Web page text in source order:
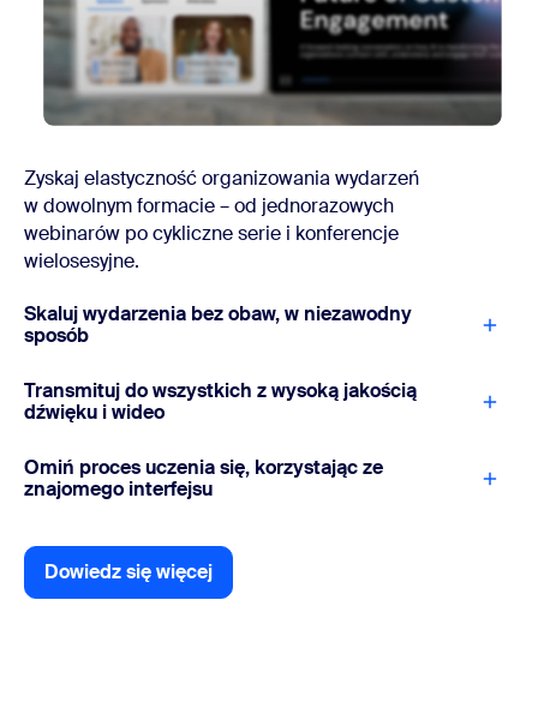
Zyskaj elastyczność organizowania wydarzeń
w dowolnym formacie – od jednorazowych
webinarów po cykliczne serie i konferencje
wielosesyjne.
Skaluj wydarzenia bez obaw, w niezawodny
sposób
Transmituj do wszystkich z wysoką jakością
dźwięku i wideo
Omiń proces uczenia się, korzystając ze
znajomego interfejsu
Dowiedz się więcej
Dowiedz się więcej